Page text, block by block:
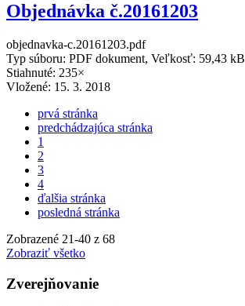
Objednávka č.20161203
objednavka-c.20161203.pdf
Typ súboru: PDF dokument, Veľkosť: 59,43 kB
Stiahnuté: 235×
Vložené: 15. 3. 2018
prvá stránka
predchádzajúca stránka
1
2
3
4
ďalšia stránka
posledná stránka
Zobrazené 21-40 z 68
Zobraziť všetko
Zverejňovanie